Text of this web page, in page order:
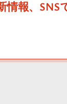
情報、SNS